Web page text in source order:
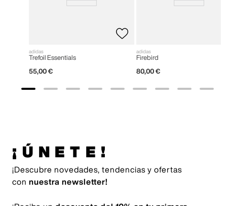
adidas
Trefoil Essentials
55,00 €
adidas
Firebird
80,00 €
¡ÚNETE!
¡Descubre novedades, tendencias y ofertas
con nuestra newsletter!